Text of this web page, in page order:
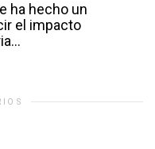
ha hecho un
el impacto